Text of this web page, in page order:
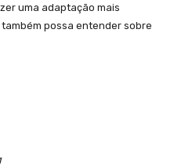
uma adaptação mais
possa entender sobre